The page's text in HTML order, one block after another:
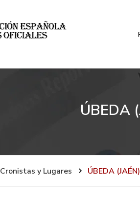
ÚBEDA
Cronistas y Lugares ÚBEDA